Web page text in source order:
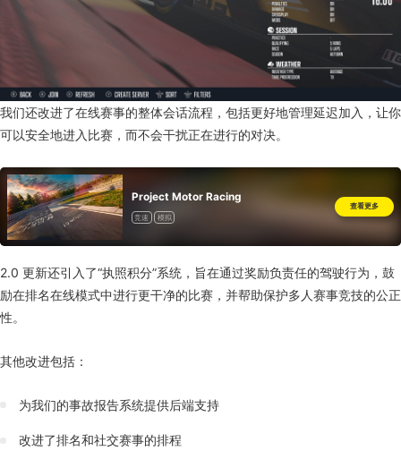
我们还改进了在线赛事的整体会话流程，包括更好地管理延迟加入，让你
可以安全地进入比赛，而不会干扰正在进行的对决。
Project Motor Racing
竞速 模拟
查看更多
2.0 更新还引入了“执照积分”系统，旨在通过奖励负责任的驾驶行为，鼓
励在排名在线模式中进行更干净的比赛，并帮助保护多人赛事竞技的公正
性。
其他改进包括：
为我们的事故报告系统提供后端支持
改进了排名和社交赛事的排程